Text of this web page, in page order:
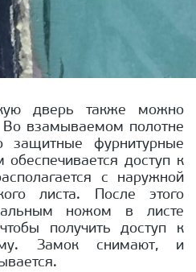
дверь также можно
Во взамываемом полотне
защитные фурнитурные
доступ к
с наружной
листа. После этого
ножом в листе
получить доступ к
Замок снимают, и